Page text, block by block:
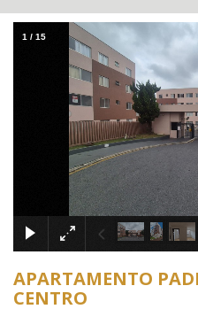
1 / 15
APARTAMENTO
CENTRO